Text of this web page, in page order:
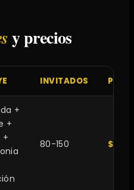
y precios
INVITADOS
+
+
+
80-150